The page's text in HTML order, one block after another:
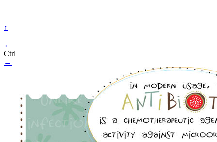
↑
←
Ctrl
→